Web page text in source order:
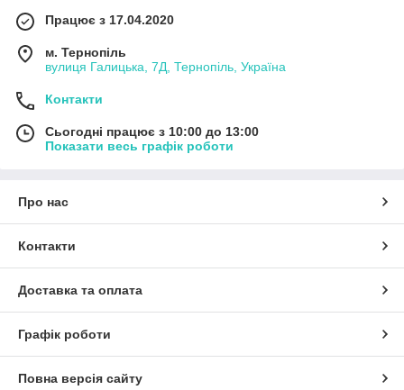
Працює з 17.04.2020
м. Тернопіль
вулиця Галицька, 7Д, Тернопіль, Україна
Контакти
Сьогодні працює з 10:00 до 13:00
Показати весь графік роботи
Про нас
Контакти
Доставка та оплата
Графік роботи
Повна версія сайту